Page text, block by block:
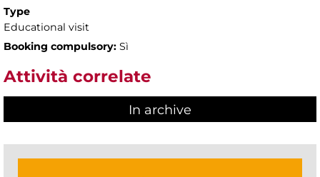
Type
Educational visit
Booking compulsory: Sì
Attività correlate
In archive